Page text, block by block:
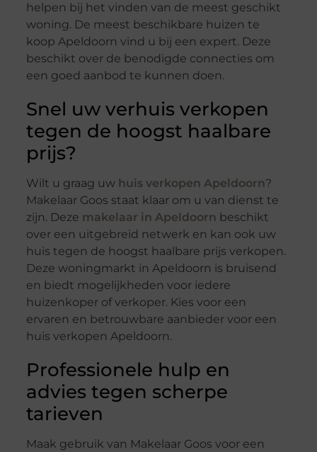
helpen bij het vinden van de meest geschikt
woning. De meest beschikbare huizen te
koop Apeldoorn vind u bij een expert. Deze
beschikt over de benodigde connecties om
een goed aanbod te kunnen doen.
Snel uw verhuis verkopen
tegen de hoogst haalbare
prijs?
Wilt u graag uw huis verkopen Apeldoorn?
Makelaar Goos staat klaar om u van dienst te
zijn. Deze makelaar in Apeldoorn beschikt
over een uitgebreid netwerk en kan ook uw
huis tegen de hoogst haalbare prijs verkopen.
Deze woningmarkt in Apeldoorn is bruisend
en biedt mogelijkheden voor iedere
huizenkoper of verkoper. Kies voor een
ervaren en betrouwbare aanbieder voor een
huis verkopen Apeldoorn.
Professionele hulp en
advies tegen scherpe
tarieven
Maak gebruik van Makelaar Goos voor een